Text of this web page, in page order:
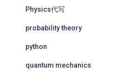
Physics代写
probability theory
python
quantum mechanics